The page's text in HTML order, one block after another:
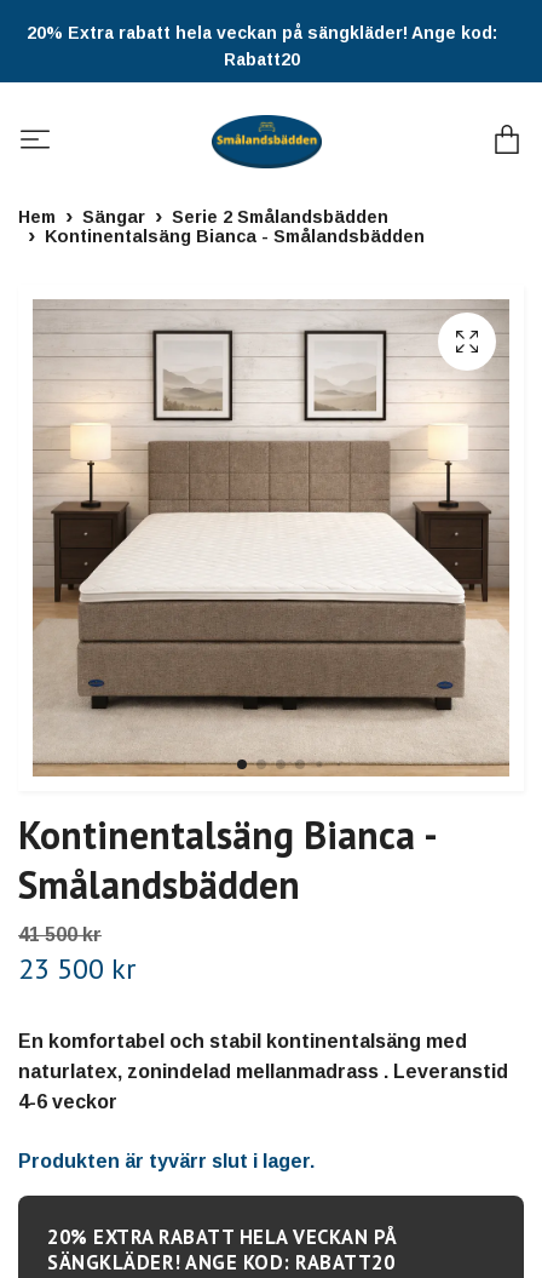
20% Extra rabatt hela veckan på sängkläder! Ange kod:
Rabatt20
Hem Sängar
Serie 2 Smålandsbädden
Kontinentalsäng Bianca - Smålandsbädden
Kontinentalsäng Bianca -
Smålandsbädden
41 500 kr
23 500 kr
En komfortabel och stabil kontinentalsäng med
naturlatex, zonindelad mellanmadrass . Leveranstid
4-6 veckor
Produkten är tyvärr slut i lager.
20% EXTRA RABATT HELA VECKAN PÅ
SÄNGKLÄDER! ANGE KOD: RABATT20